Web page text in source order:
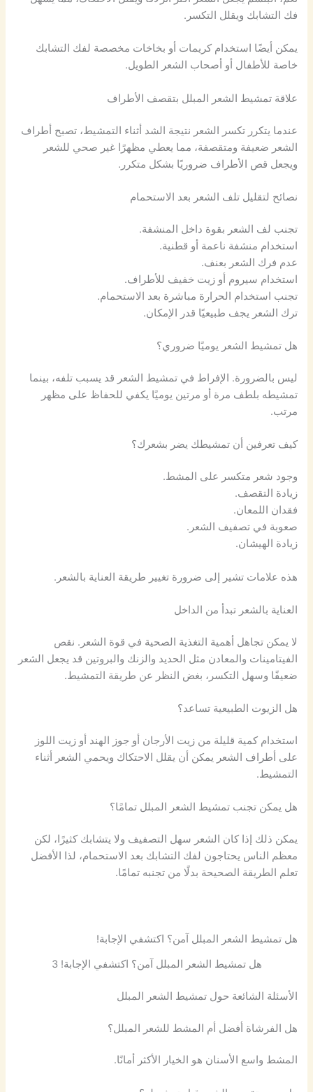
فك التشابك ويقلل التكسر.
يمكن أيضًا استخدام كريمات أو بخاخات مخصصة لفك التشابك
خاصة للأطفال أو أصحاب الشعر الطويل.
علاقة تمشيط الشعر المبلل بتقصف الأطراف
عندما يتكرر تكسر الشعر نتيجة الشد أثناء التمشيط، تصبح أطراف
الشعر ضعيفة ومتقصفة، مما يعطي مظهرًا غير صحي للشعر
ويجعل قص الأطراف ضروريًا بشكل متكرر.
نصائح لتقليل تلف الشعر بعد الاستحمام
تجنب لف الشعر بقوة داخل المنشفة.
استخدام منشفة ناعمة أو قطنية.
عدم فرك الشعر بعنف.
استخدام سيروم أو زيت خفيف للأطراف.
تجنب استخدام الحرارة مباشرة بعد الاستحمام.
ترك الشعر يجف طبيعيًا قدر الإمكان.
هل تمشيط الشعر يوميًا ضروري؟
ليس بالضرورة. الإفراط في تمشيط الشعر قد يسبب تلفه، بينما
تمشيطه بلطف مرة أو مرتين يوميًا يكفي للحفاظ على مظهر
مرتب.
كيف تعرفين أن تمشيطك يضر بشعرك؟
وجود شعر متكسر على المشط.
زيادة التقصف.
فقدان اللمعان.
صعوبة في تصفيف الشعر.
زيادة الهيشان.
هذه علامات تشير إلى ضرورة تغيير طريقة العناية بالشعر.
العناية بالشعر تبدأ من الداخل
لا يمكن تجاهل أهمية التغذية الصحية في قوة الشعر. نقص
الفيتامينات والمعادن مثل الحديد والزنك والبروتين قد يجعل الشعر
ضعيفًا وسهل التكسر، بغض النظر عن طريقة التمشيط.
هل الزيوت الطبيعية تساعد؟
استخدام كمية قليلة من زيت الأرجان أو جوز الهند أو زيت اللوز
على أطراف الشعر يمكن أن يقلل الاحتكاك ويحمي الشعر أثناء
التمشيط.
هل يمكن تجنب تمشيط الشعر المبلل تمامًا؟
يمكن ذلك إذا كان الشعر سهل التصفيف ولا يتشابك كثيرًا، لكن
معظم الناس يحتاجون لفك التشابك بعد الاستحمام، لذا الأفضل
تعلم الطريقة الصحيحة بدلًا من تجنبه تمامًا.
هل تمشيط الشعر المبلل آمن؟ اكتشفي الإجابة!
هل تمشيط الشعر المبلل آمن؟ اكتشفي الإجابة! 3
الأسئلة الشائعة حول تمشيط الشعر المبلل
هل الفرشاة أفضل أم المشط للشعر المبلل؟
المشط واسع الأسنان هو الخيار الأكثر أمانًا.